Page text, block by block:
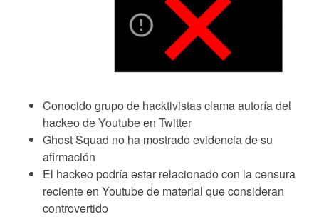
Conocido grupo de hacktivistas clama autoría del
hackeo de Youtube en Twitter
Ghost Squad no ha mostrado evidencia de su
afirmación
El hackeo podría estar relacionado con la censura
reciente en Youtube de material que consideran
controvertido